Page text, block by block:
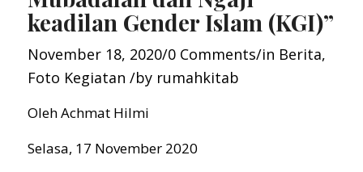
keadilan Gender Islam (KGI)”
November 18, 2020/0 Comments/in Berita,
Foto Kegiatan /by rumahkitab
Oleh Achmat Hilmi
Selasa, 17 November 2020